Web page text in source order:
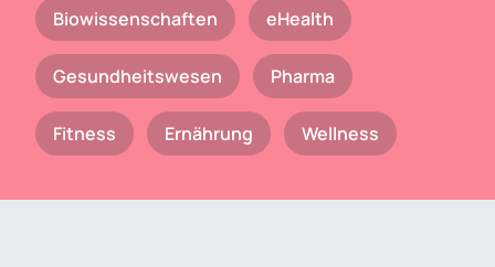
Biowissenschaften eHealth
Gesundheitswesen Pharma
Fitness Ernährung Wellness